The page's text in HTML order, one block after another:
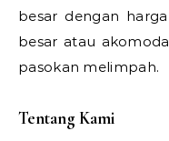
besar dengan
besar atau
pasokan melimpah.
Tentang Kami